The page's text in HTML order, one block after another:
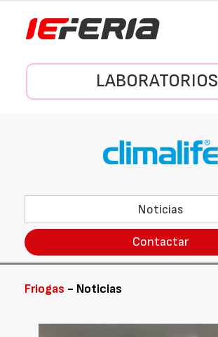
LABORATORIOS
Noticias
Contactar
Friogas - Noticias